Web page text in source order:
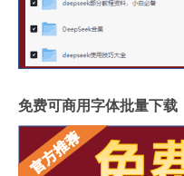
免费可商用字体批量下载